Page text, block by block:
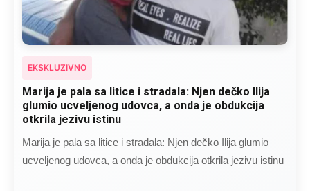
EKSKLUZIVNO
Kad se Marin suprug razbolio ona ga kupala,
pelene mu mijenjala: Jedno jutro je poslao po
čokoladu..
Kad se Marin suprug razbolio ona ga kupala, pelene mu
mijenjala: Jedno jutro je poslao po čokoladu..